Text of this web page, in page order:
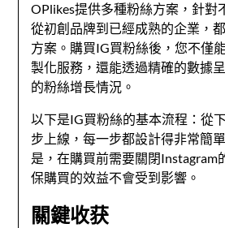
OPlikes提供多種粉絲方案，針對
從初創品牌到已經成熟的企業，
方案。購買IG買粉絲後，您不僅
製化服務，還能透過精確的數據
的粉絲增長情況。
以下是IG買粉絲的基本流程：從
步上線，每一步都設計得非常簡
是，在購買前需要關閉Instagram
保購買的效益不會受到影響。
關鍵收获